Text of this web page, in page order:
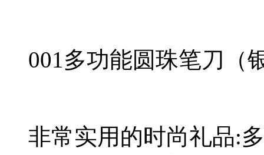
001多功能圆珠笔刀（
非常实用的时尚礼品: